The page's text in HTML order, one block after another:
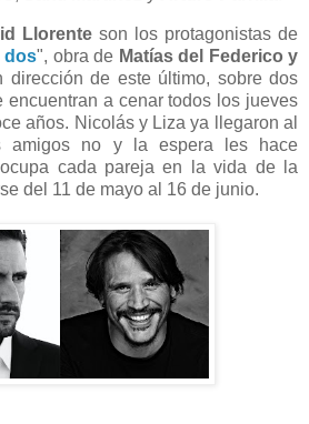
Llorente son los protagonistas de
dos", obra de Matías del Federico y
dirección de este último, sobre dos
encuentran a cenar todos los jueves
años. Nicolás y Liza ya llegaron al
amigos no y la espera les hace
cada pareja en la vida de la
del 11 de mayo al 16 de junio.